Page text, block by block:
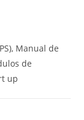
Manual de
de
up